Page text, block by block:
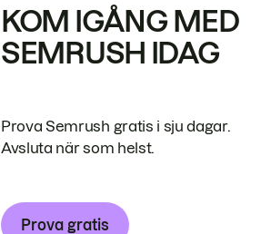
KOM IGÅNG MED
SEMRUSH IDAG
Prova Semrush gratis i sju dagar.
Avsluta när som helst.
Prova gratis